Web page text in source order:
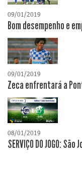
09/01/2019
Bom desempenho e
09/01/2019
Zeca enfrentará a
08/01/2019
SERVIÇO DO JOGO: